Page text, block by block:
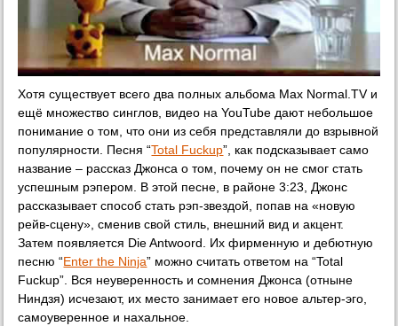
Хотя существует всего два полных альбома Max Normal.TV и
ещё множество синглов, видео на YouTube дают небольшое
понимание о том, что они из себя представляли до взрывной
популярности. Песня “Total Fuckup”, как подсказывает само
название – рассказ Джонса о том, почему он не смог стать
успешным рэпером. В этой песне, в районе 3:23, Джонс
рассказывает способ стать рэп-звездой, попав на «новую
рейв-сцену», сменив свой стиль, внешний вид и акцент.
Затем появляется Die Antwoord. Их фирменную и дебютную
песню “Enter the Ninja” можно считать ответом на “Total
Fuckup”. Вся неуверенность и сомнения Джонса (отныне
Ниндзя) исчезают, их место занимает его новое альтер-эго,
самоуверенное и нахальное.